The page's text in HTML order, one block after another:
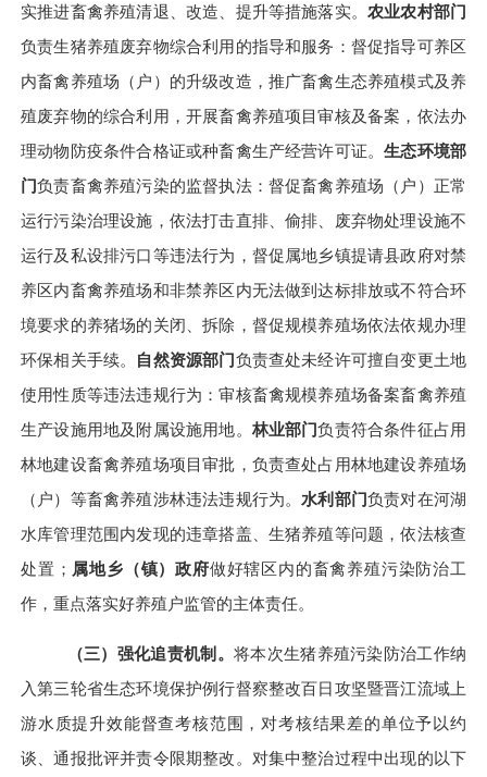
实推进畜禽养殖清退、改造、提升等措施落实。农业农村部门
负责生猪养殖废弃物综合利用的指导和服务：督促指导可养区
内畜禽养殖场（户）的升级改造，推广畜禽生态养殖模式及养
殖废弃物的综合利用，开展畜禽养殖项目审核及备案，依法办
理动物防疫条件合格证或种畜禽生产经营许可证。生态环境部
门负责畜禽养殖污染的监督执法：督促畜禽养殖场（户）正常
运行污染治理设施，依法打击直排、偷排、废弃物处理设施不
运行及私设排污口等违法行为，督促属地乡镇提请县政府对禁
养区内畜禽养殖场和非禁养区内无法做到达标排放或不符合环
境要求的养猪场的关闭、拆除，督促规模养殖场依法依规办理
环保相关手续。 自然资源部门负责查处未经许可擅自变更土地
使用性质等违法违规行为：审核畜禽规模养殖场备案畜禽养殖
生产设施用地及附属设施用地。 林业部门负责符合条件征占用
林地建设畜禽养殖场项目审批，负责查处占用林地建设养殖场
（户）等畜禽养殖涉林违法违规行为。 水利部门负责对在河湖
水库管理范围内发现的违章搭盖、生猪养殖等问题，依法核查
处置； 属地乡（镇）政府做好辖区内的畜禽养殖污染防治工
作，重点落实好养殖户监管的主体责任。
（三）强化追责机制。 将本次生猪养殖污染防治工作纳
入第三轮省生态环境保护例行督察整改百日攻坚暨晋江流域上
游水质提升效能督查考核范围，对考核结果差的单位予以约
谈、通报批评并责令限期整改。对集中整治过程中出现的以下